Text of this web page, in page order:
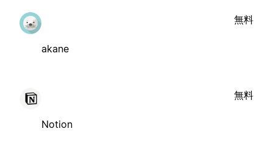
akane
無料
Notion
無料